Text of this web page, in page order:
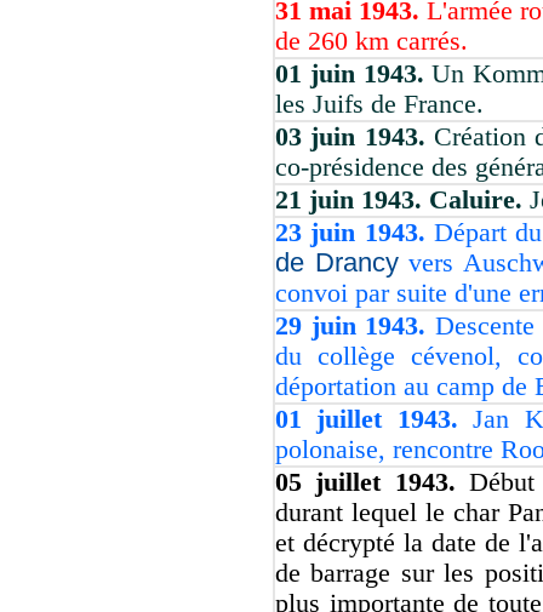
31 mai 1943. L'armée
de 260 km carrés.
01 juin 1943.Un
les Juifs de France.
03 juin 1943. Création
co-présidence des
21 juin 1943. Caluire.
23 juin 1943.Départ
de Drancyvers
convoi par suite d'une
29 juin 1943.
du collège cévenol,
déportation au camp
01 juillet 1943.Jan
polonaise, rencontre
05 juillet 1943.
durant lequel le char
et décrypté la date de
de barrage sur les
plus importante de